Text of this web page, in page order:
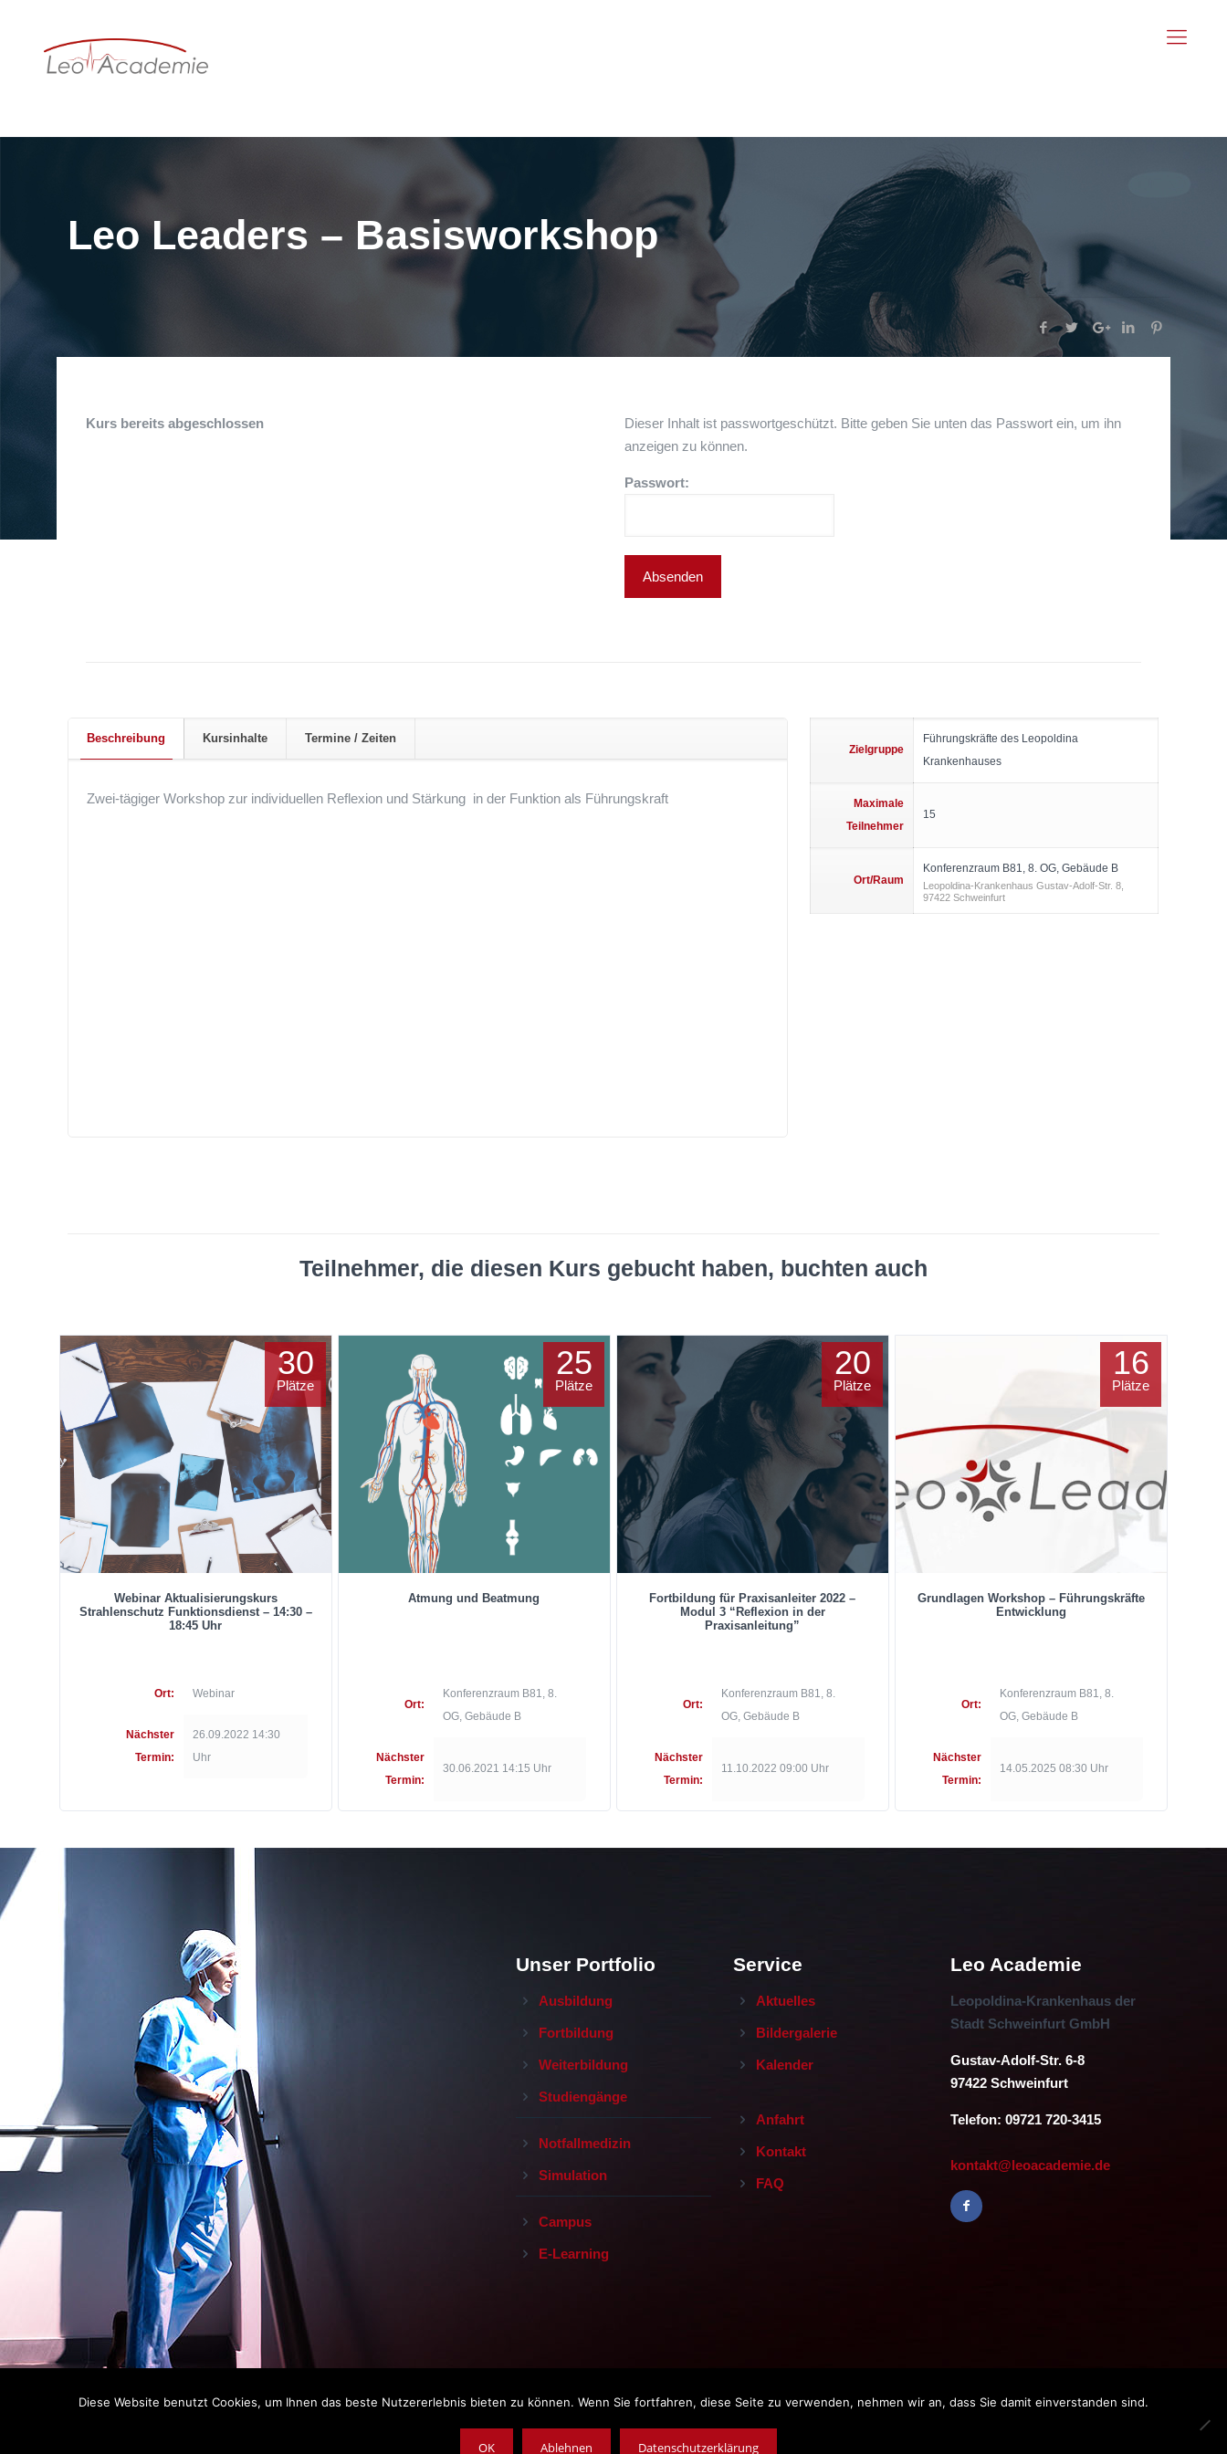
Leo Leaders – Basisworkshop
Kurs bereits abgeschlossen
Dieser Inhalt ist passwortgeschützt. Bitte geben Sie unten das Passwort ein, um ihn
anzeigen zu können.
Passwort:
Beschreibung Kursinhalte Termine / Zeiten
Zwei-tägiger Workshop zur individuellen Reflexion und Stärkung in der Funktion als Führungskraft
Zielgruppe
Führungskräfte des Leopoldina
Krankenhauses
Maximale
Teilnehmer
15
Ort/Raum
Konferenzraum B81, 8. OG, Gebäude B
Leopoldina-Krankenhaus Gustav-Adolf-Str. 8,
97422 Schweinfurt
Teilnehmer, die diesen Kurs gebucht haben, buchten auch
Webinar Aktualisierungskurs
Strahlenschutz Funktionsdienst – 14:30 –
18:45 Uhr
Ort: Webinar
Nächster
Termin:
26.09.2022 14:30
Uhr
30
Plätze
Atmung und Beatmung
Ort:
Konferenzraum B81, 8.
OG, Gebäude B
Nächster
Termin:
30.06.2021 14:15 Uhr
25
Plätze
Fortbildung für Praxisanleiter 2022 –
Modul 3 “Reflexion in der
Praxisanleitung”
Ort:
Konferenzraum B81, 8.
OG, Gebäude B
Nächster
Termin:
11.10.2022 09:00 Uhr
20
Plätze
Grundlagen Workshop – Führungskräfte
Entwicklung
Ort:
Konferenzraum B81, 8.
OG, Gebäude B
Nächster
Termin:
14.05.2025 08:30 Uhr
16
Plätze
Unser Portfolio
Ausbildung
Fortbildung
Weiterbildung
Studiengänge
Notfallmedizin
Simulation
Campus
E-Learning
Service
Aktuelles
Bildergalerie
Kalender
Anfahrt
Kontakt
FAQ
Leo Academie
Leopoldina-Krankenhaus der
Stadt Schweinfurt GmbH
Gustav-Adolf-Str. 6-8
97422 Schweinfurt
Telefon: 09721 720-3415
kontakt@leoacademie.de
Copyright © 2019, Leopoldina-Krankenhaus der Stadt Schweinfurt GmbH
Diese Website benutzt Cookies, um Ihnen das beste Nutzererlebnis bieten zu können. Wenn Sie fortfahren, diese Seite zu verwenden, nehmen wir an, dass Sie damit einverstanden sind.
OK Ablehnen Datenschutzerklärung